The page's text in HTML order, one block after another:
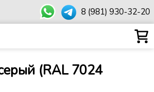
8 (981) 930-32-20
(RAL 7024